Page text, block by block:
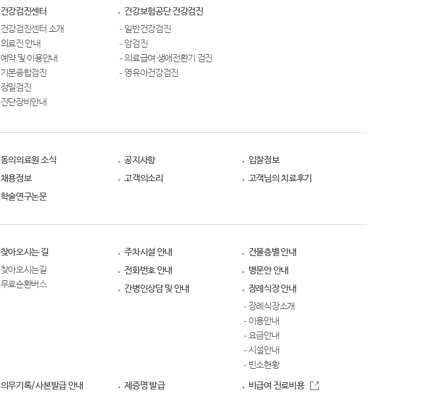
건강검진센터
건강검진센터 소개
의료진 안내
예약 및 이용안내
기본종합검진
정밀검진
진단장비안내
건강보험공단 건강검진
일반건강검진
암검진
의료급여 생애전환기 검진
영유아건강검진
동의의료원 소식 공지사항
입찰정보
채용정보
고객의소리
고객님의 치료후기
학술연구논문
찾아오시는 길
찾아오시는길
무료순환버스
주차시설 안내
건물층별 안내
전화번호 안내
병문안 안내
간병인상담 및 안내
장례식장 안내
장례식장소개
이용안내
요금안내
시설안내
빈소현황
의무기록/사본발급 안내 제증명 발급
비급여 진료비용